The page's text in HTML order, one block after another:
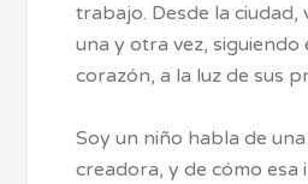
trabajo. Desde la ciudad,
una y otra vez, siguiendo
corazón, a la luz de sus
Soy un niño habla de
creadora, y de cómo esa